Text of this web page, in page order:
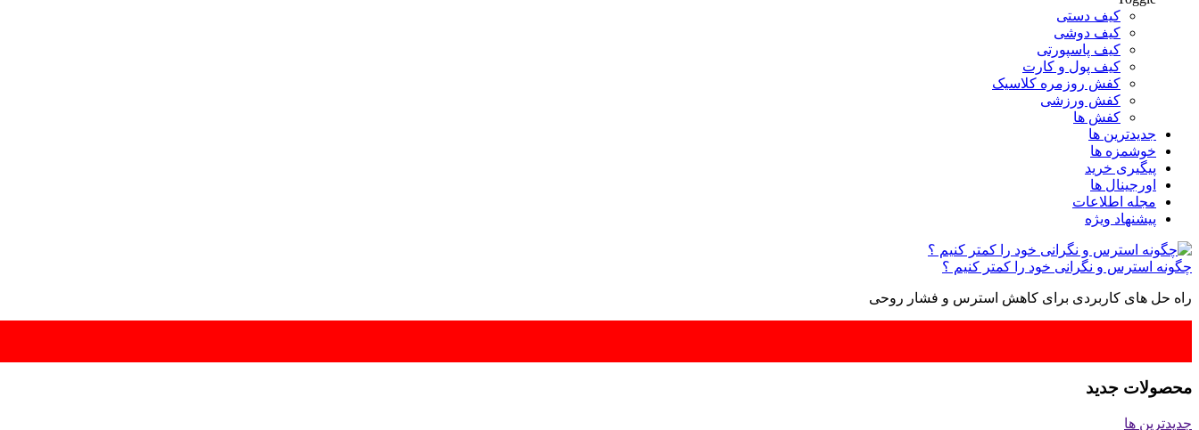
کیف دستی
کیف دوشی
کیف پاسپورتی
کیف پول و کارت
کفش روزمره کلاسیک
کفش ورزشی
کفش ها
جدیدترین ها
خوشمزه ها
پیگیری خرید
اورجینال ها
مجله اطلاعات
پیشنهاد ویژه
چگونه استرس و نگرانی خود را کمتر کنیم ؟
راه حل های کاربردی برای کاهش استرس و فشار روحی
محصولات جدید
جدیدترین ها